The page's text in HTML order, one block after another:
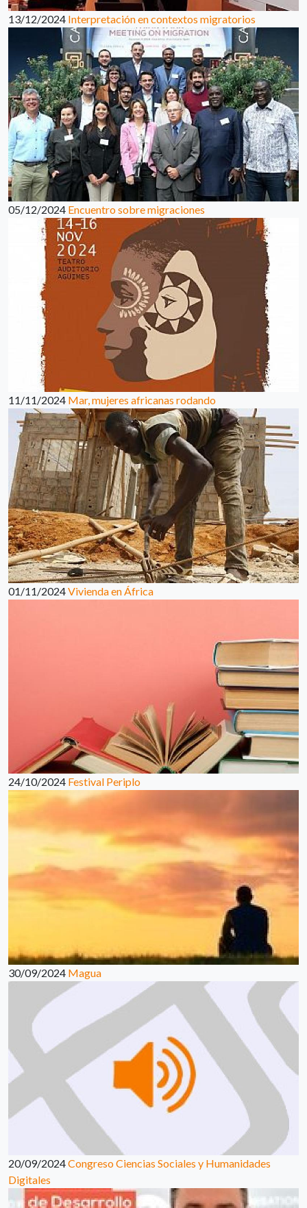
13/12/2024 Interpretación en contextos migratorios
05/12/2024 Encuentro sobre migraciones
11/11/2024 Mar, mujeres africanas rodando
01/11/2024Vivienda en África
24/10/2024 Festival Periplo
30/09/2024 Magua
20/09/2024Congreso Ciencias Sociales y Humanidades
Digitales